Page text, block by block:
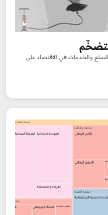
والخدمات في الاقتصاد على